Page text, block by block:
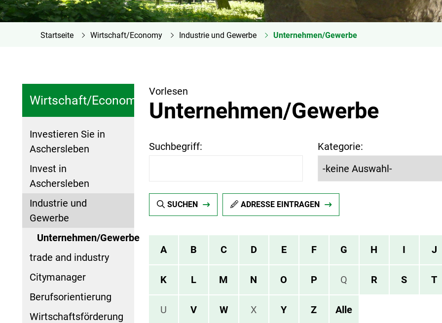
Startseite Wirtschaft/Economy Industrie und Gewerbe Unternehmen/Gewerbe
Wirtschaft/Economy
Investieren Sie in
Aschersleben
Invest in
Aschersleben
Industrie und
Gewerbe
Unternehmen/Gewerbe
trade and industry
Citymanager
Berufsorientierung
Wirtschaftsförderung
Vorlesen
Unternehmen/Gewerbe
Suchbegriff: Kategorie:
SUCHEN ADRESSE EINTRAGEN
A B C D E F G H I J
K L M N O P Q R S T
U V W X Y Z Alle